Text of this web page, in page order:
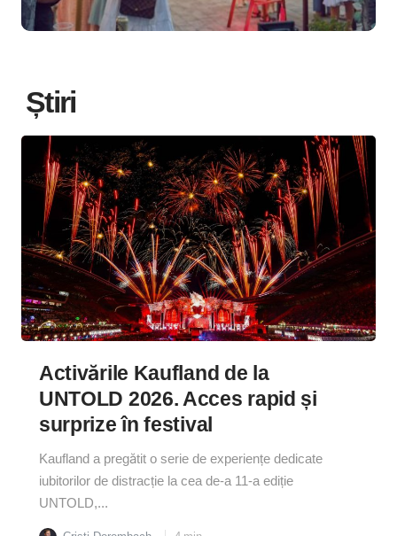
Știri
Activările Kaufland de la
UNTOLD 2026. Acces rapid și
surprize în festival
Kaufland a pregătit o serie de experiențe dedicate
iubitorilor de distracție la cea de-a 11-a ediție
UNTOLD,...